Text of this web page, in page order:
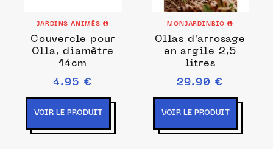
JARDINS ANIMÉS
Couvercle pour
Olla, diamètre
14cm
4.95 €
VOIR LE PRODUIT
MONJARDINBIO
Ollas d'arrosage
en argile 2,5
litres
29.90 €
VOIR LE PRODUIT